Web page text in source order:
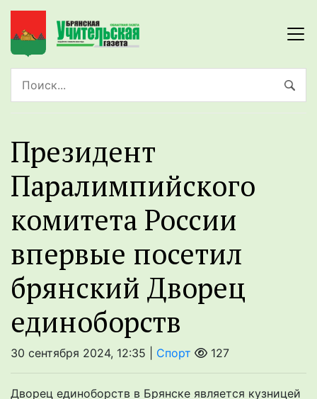
Президент
Паралимпийского
комитета России
впервые посетил
брянский Дворец
единоборств
30 сентября 2024, 12:35 | Спорт 127
Дворец единоборств в Брянске является кузницей